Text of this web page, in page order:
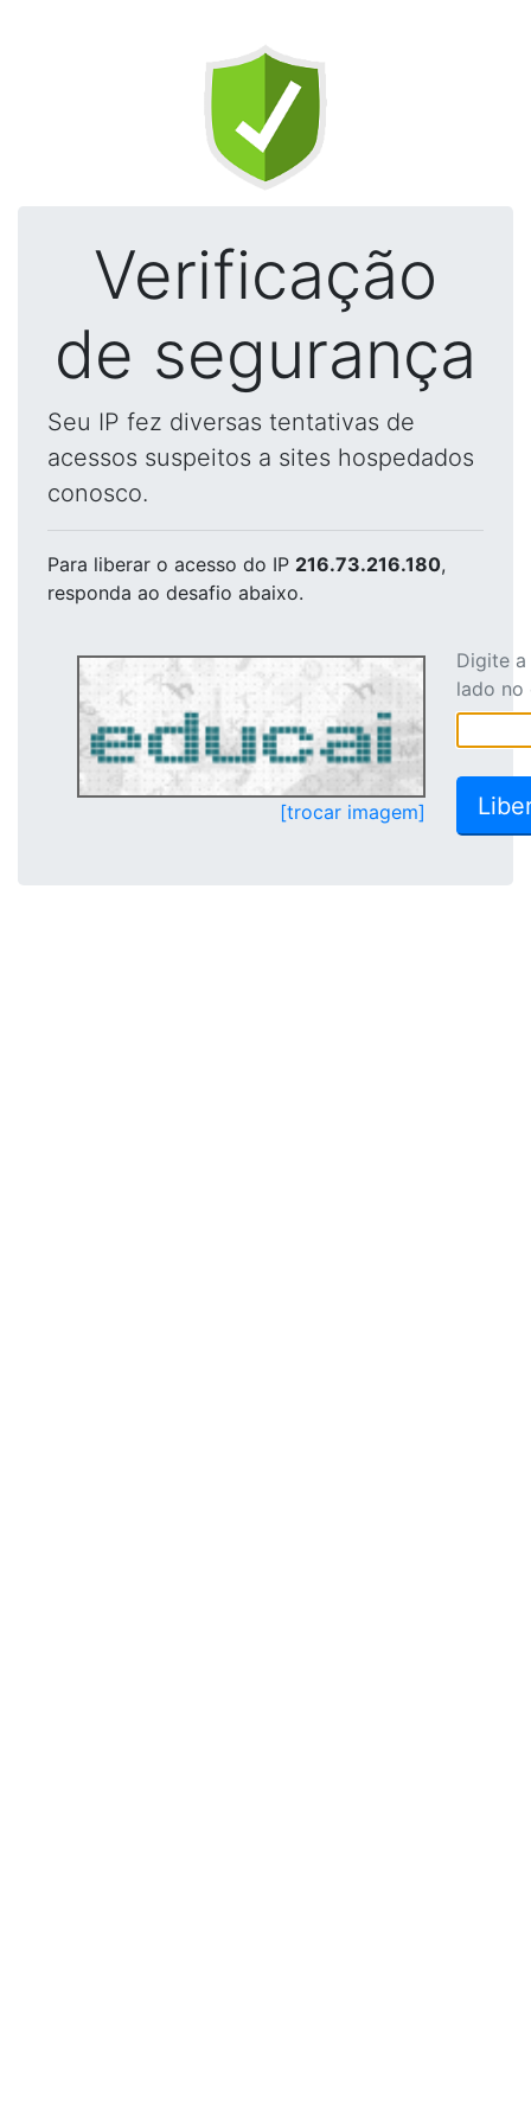
Verificação
de segurança
Seu IP fez diversas tentativas de
acessos suspeitos a sites hospedados
conosco.
Para liberar o acesso do IP 216.73.216.180,
responda ao desafio abaixo.
[trocar imagem]
Digite
lado no